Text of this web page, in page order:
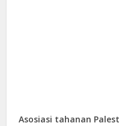
Asosiasi tahanan